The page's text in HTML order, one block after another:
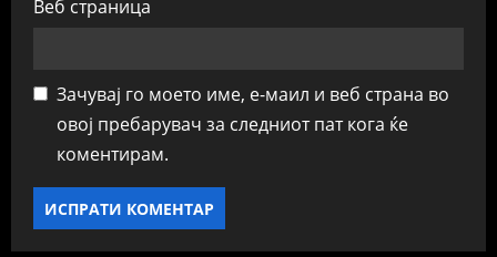
Веб страница
Зачувај го моето име, е-маил и веб страна во
овој пребарувач за следниот пат кога ќе
коментирам.